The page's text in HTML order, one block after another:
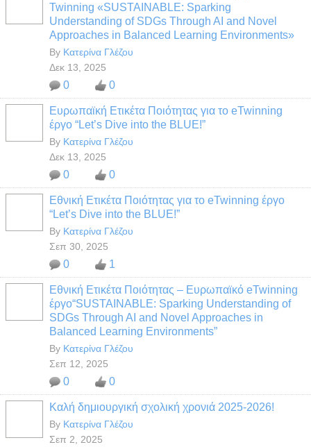
Twinning «SUSTAINABLE: Sparking
Understanding of SDGs Through AI and Novel
Approaches in Balanced Learning Environments»
By Κατερίνα Γλέζου
Δεκ 13, 2025
0 0
Ευρωπαϊκή Ετικέτα Ποιότητας για το eTwinning
έργο “Let’s Dive into the BLUE!”
By Κατερίνα Γλέζου
Δεκ 13, 2025
0 0
Εθνική Ετικέτα Ποιότητας για το eTwinning έργο
“Let’s Dive into the BLUE!”
By Κατερίνα Γλέζου
Σεπ 30, 2025
0 1
Εθνική Ετικέτα Ποιότητας – Ευρωπαϊκό eTwinning
έργο“SUSTAINABLE: Sparking Understanding of
SDGs Through AI and Novel Approaches in
Balanced Learning Environments”
By Κατερίνα Γλέζου
Σεπ 12, 2025
0 0
Καλή δημιουργική σχολική χρονιά 2025-2026!
By Κατερίνα Γλέζου
Σεπ 2, 2025